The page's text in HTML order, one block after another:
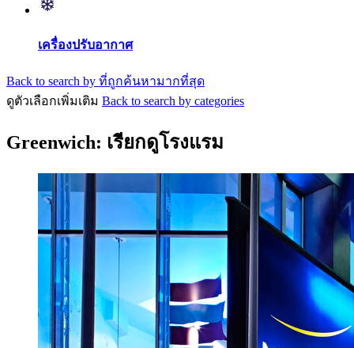
เครื่องปรับอากาศ
Back to search by ที่ถูกค้นหามากที่สุด
ดูตัวเลือกเพิ่มเติม Back to search by categories
Greenwich: เรียกดูโรงแรม